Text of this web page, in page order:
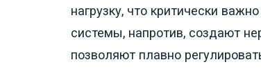
нагрузку, что критически
системы, напротив, создают
позволяют плавно